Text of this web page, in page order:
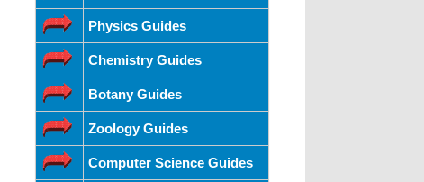
Physics Guides
Chemistry Guides
Botany Guides
Zoology Guides
Computer Science Guides